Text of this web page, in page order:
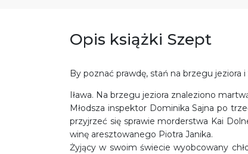
Opis książki Szept
By poznać prawdę, stań na brzegu jeziora
Iława. Na brzegu jeziora znaleziono
Młodsza inspektor Dominika Sajna po
przyjrzeć się sprawie morderstwa Kai
winę aresztowanego Piotra Janika.
Żyjący w swoim świecie wyobcowany